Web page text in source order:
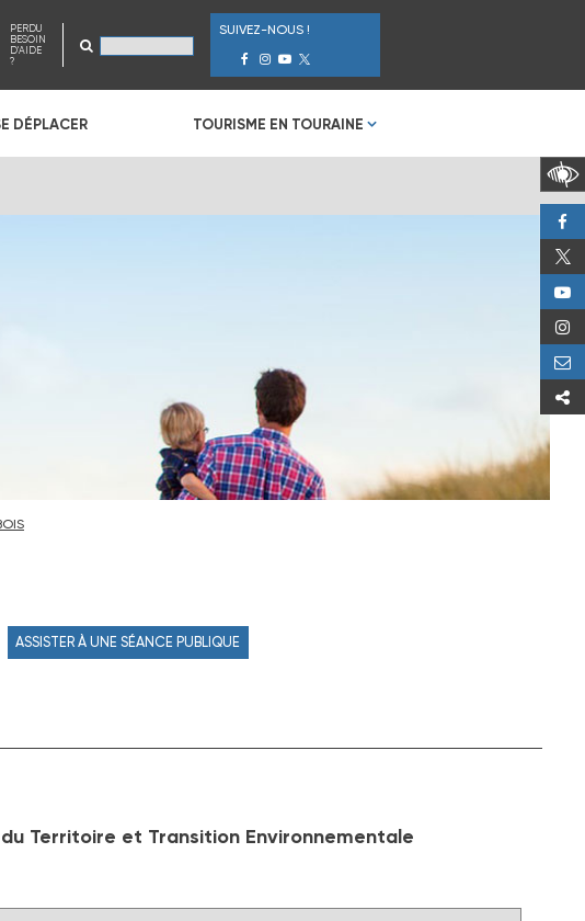
PERDU
BESOIN
D'AIDE
?
SUIVEZ-NOUS !
DÉPLACER TOURISME EN TOURAINE
ASSISTER À UNE SÉANCE PUBLIQUE
Territoire et Transition Environnementale